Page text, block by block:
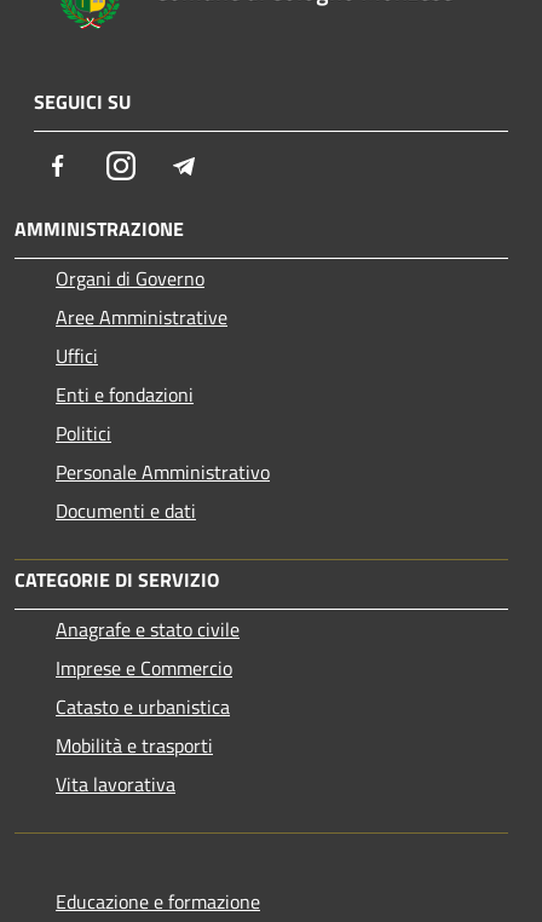
SEGUICI SU
FacebookInstagram
AMMINISTRAZIONE
Organi di Governo
Aree Amministrative
Uffici
Enti e fondazioni
Politici
Personale Amministrativo
Documenti e dati
CATEGORIE DI SERVIZIO
Anagrafe e stato civile
Imprese e Commercio
Catasto e urbanistica
Mobilità e trasporti
Vita lavorativa
Educazione e formazione